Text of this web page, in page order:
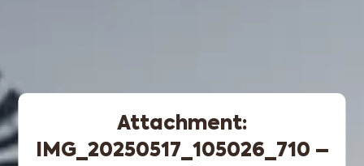
Attachment:
IMG_20250517_105026_710 –